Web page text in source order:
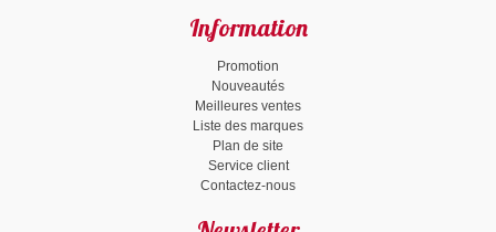
Information
Promotion
Nouveautés
Meilleures ventes
Liste des marques
Plan de site
Service client
Contactez-nous